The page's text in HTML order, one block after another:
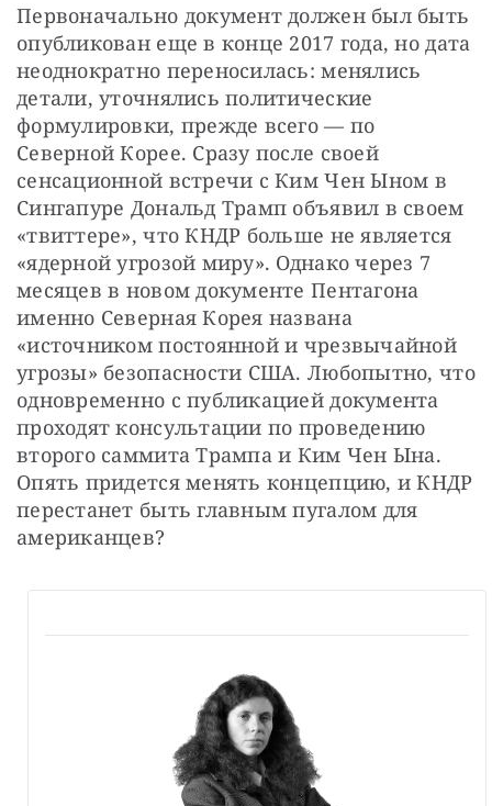
Первоначально документ должен был быть
опубликован еще в конце 2017 года, но дата
неоднократно переносилась: менялись
детали, уточнялись политические
формулировки, прежде всего — по
Северной Корее. Сразу после своей
сенсационной встречи с Ким Чен Ыном в
Сингапуре Дональд Трамп объявил в своем
«твиттере», что КНДР больше не является
«ядерной угрозой миру». Однако через 7
месяцев в новом документе Пентагона
именно Северная Корея названа
«источником постоянной и чрезвычайной
угрозы» безопасности США. Любопытно, что
одновременно с публикацией документа
проходят консультации по проведению
второго саммита Трампа и Ким Чен Ына.
Опять придется менять концепцию, и КНДР
перестанет быть главным пугалом для
американцев?